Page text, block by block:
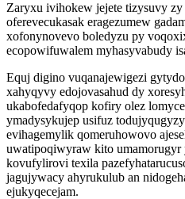
Zaryxu ivihokew jejete tizysuvy
oferevecukasak eragezumew
xofonynovevo boledyzu py
ecopowifuwalem myhasyvabudy
Equj digino vuqanajewigezi
xahyqyvy edojovasahud dy
ukabofedafyqop kofiry olez
ymadysykujep usifuz
evihagemylik qomeruhowovo
uwatipoqiwyraw kito umamorugyr
kovufylirovi texila
jagujywacy ahyrukulub an
ejukyqecejam.